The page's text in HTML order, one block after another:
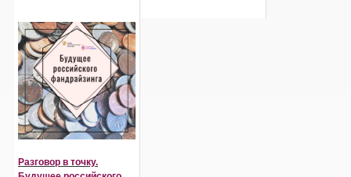
Разговор в точку.